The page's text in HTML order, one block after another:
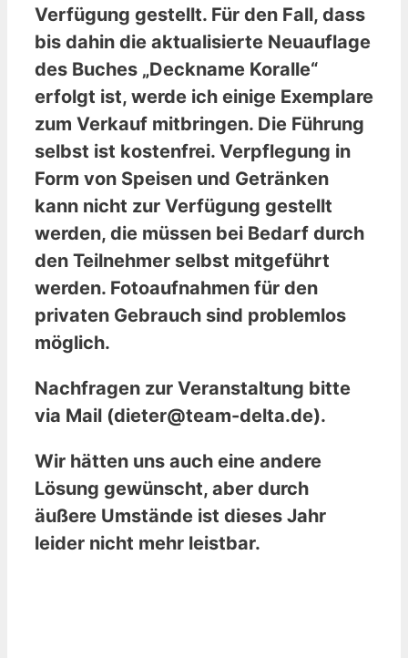
Verfügung gestellt. Für den Fall, dass
bis dahin die aktualisierte Neuauflage
des Buches „Deckname Koralle“
erfolgt ist, werde ich einige Exemplare
zum Verkauf mitbringen. Die Führung
selbst ist kostenfrei. Verpflegung in
Form von Speisen und Getränken
kann nicht zur Verfügung gestellt
werden, die müssen bei Bedarf durch
den Teilnehmer selbst mitgeführt
werden. Fotoaufnahmen für den
privaten Gebrauch sind problemlos
möglich.
Nachfragen zur Veranstaltung bitte
via Mail (dieter@team-delta.de).
Wir hätten uns auch eine andere
Lösung gewünscht, aber durch
äußere Umstände ist dieses Jahr
leider nicht mehr leistbar.